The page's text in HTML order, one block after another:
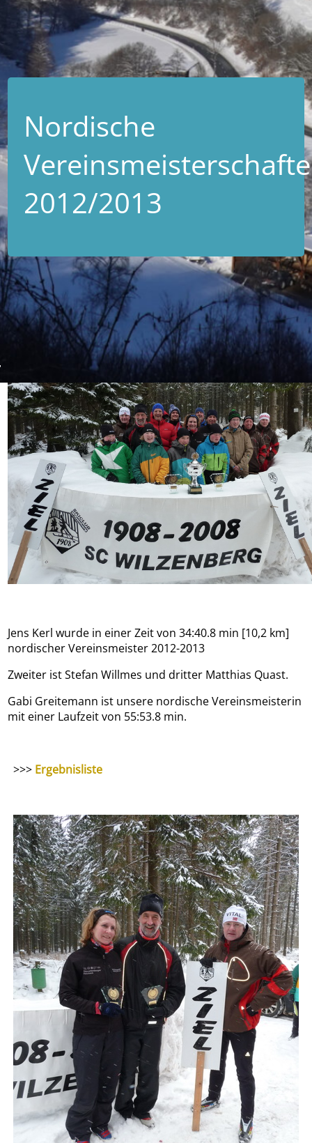
Nordische
2012/2013
Jens Kerl wurde in einer Zeit von 34:40.8 min [10,2 km]
nordischer Vereinsmeister 2012-2013
Zweiter ist Stefan Willmes und dritter Matthias Quast.
Gabi Greitemann ist unsere nordische Vereinsmeisterin
mit einer Laufzeit von 55:53.8 min.
>>> Ergebnisliste